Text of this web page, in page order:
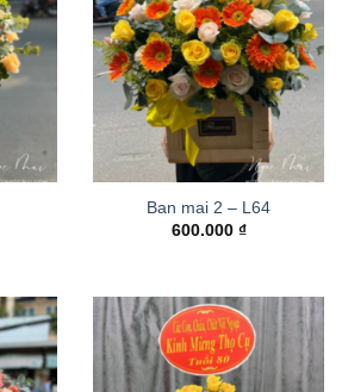
Ban mai 2 – L64
600.000 ₫